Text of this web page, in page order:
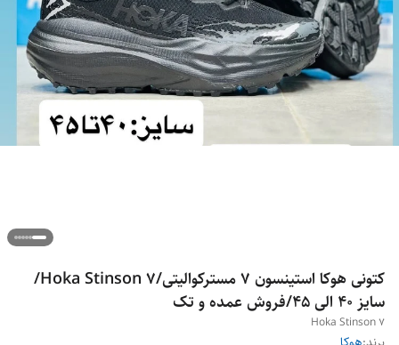
کتونی هوکا استینسون 7 مسترکوالیتی/Hoka Stinson 7/
سایز 40 الی 45/فروش عمده و تک
Hoka Stinson 7